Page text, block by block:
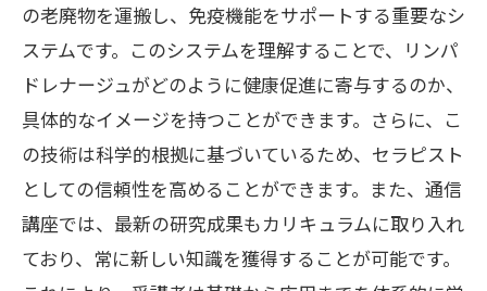
リンパドレナージュを活かす多様な職業
通信講座で得たスキルの実践活用
新たな職業分野への挑戦方法
通信講座が提供するビジネスの可能性
キャリアパスを広げるためのステップ
セラピスト通信講座がリンパドレナージュ学
習に最適な理由とは
の老廃物を運搬し、免疫機能をサポートする重要なシ
ステムです。このシステムを理解することで、リンパ
ドレナージュがどのように健康促進に寄与するのか、
具体的なイメージを持つことができます。さらに、こ
の技術は科学的根拠に基づいているため、セラピスト
としての信頼性を高めることができます。また、通信
講座では、最新の研究成果もカリキュラムに取り入れ
ており、常に新しい知識を獲得することが可能です。